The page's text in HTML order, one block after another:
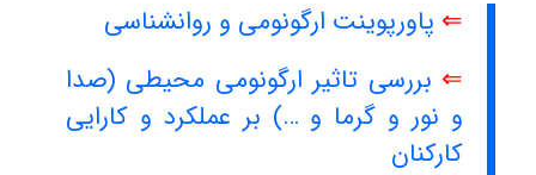
⇐ پاورپوینت ارگونومی و روانشناسی
⇐ بررسی تاثیر ارگونومی محیطی (صدا
و نور و گرما و …) بر عملکرد و کارایی
کارکنان